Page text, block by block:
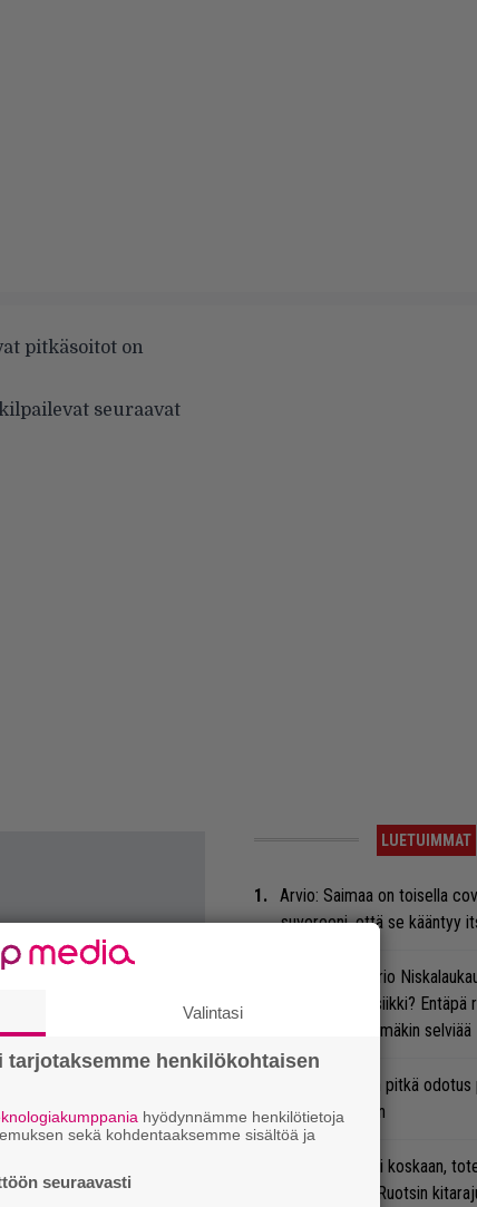
pitkäsoitot on
seuraavat
LUETUIMMAT
Arvio: Saimaa on toisella
suvereeni, että se kääntyy
Miten taipuu Trio
Vartiaisen musiikki?
metal? Pian tämäkin selviää
Weezer-fanien pitkä
tulee Suomeen
Se on nyt tai ei koskaan,
Malmsteen – Ruotsin
Valintasi
henkilökohtaisen
hyödynnämme henkilötietoja
sekä kohdentaaksemme sisältöä ja
seuraavasti